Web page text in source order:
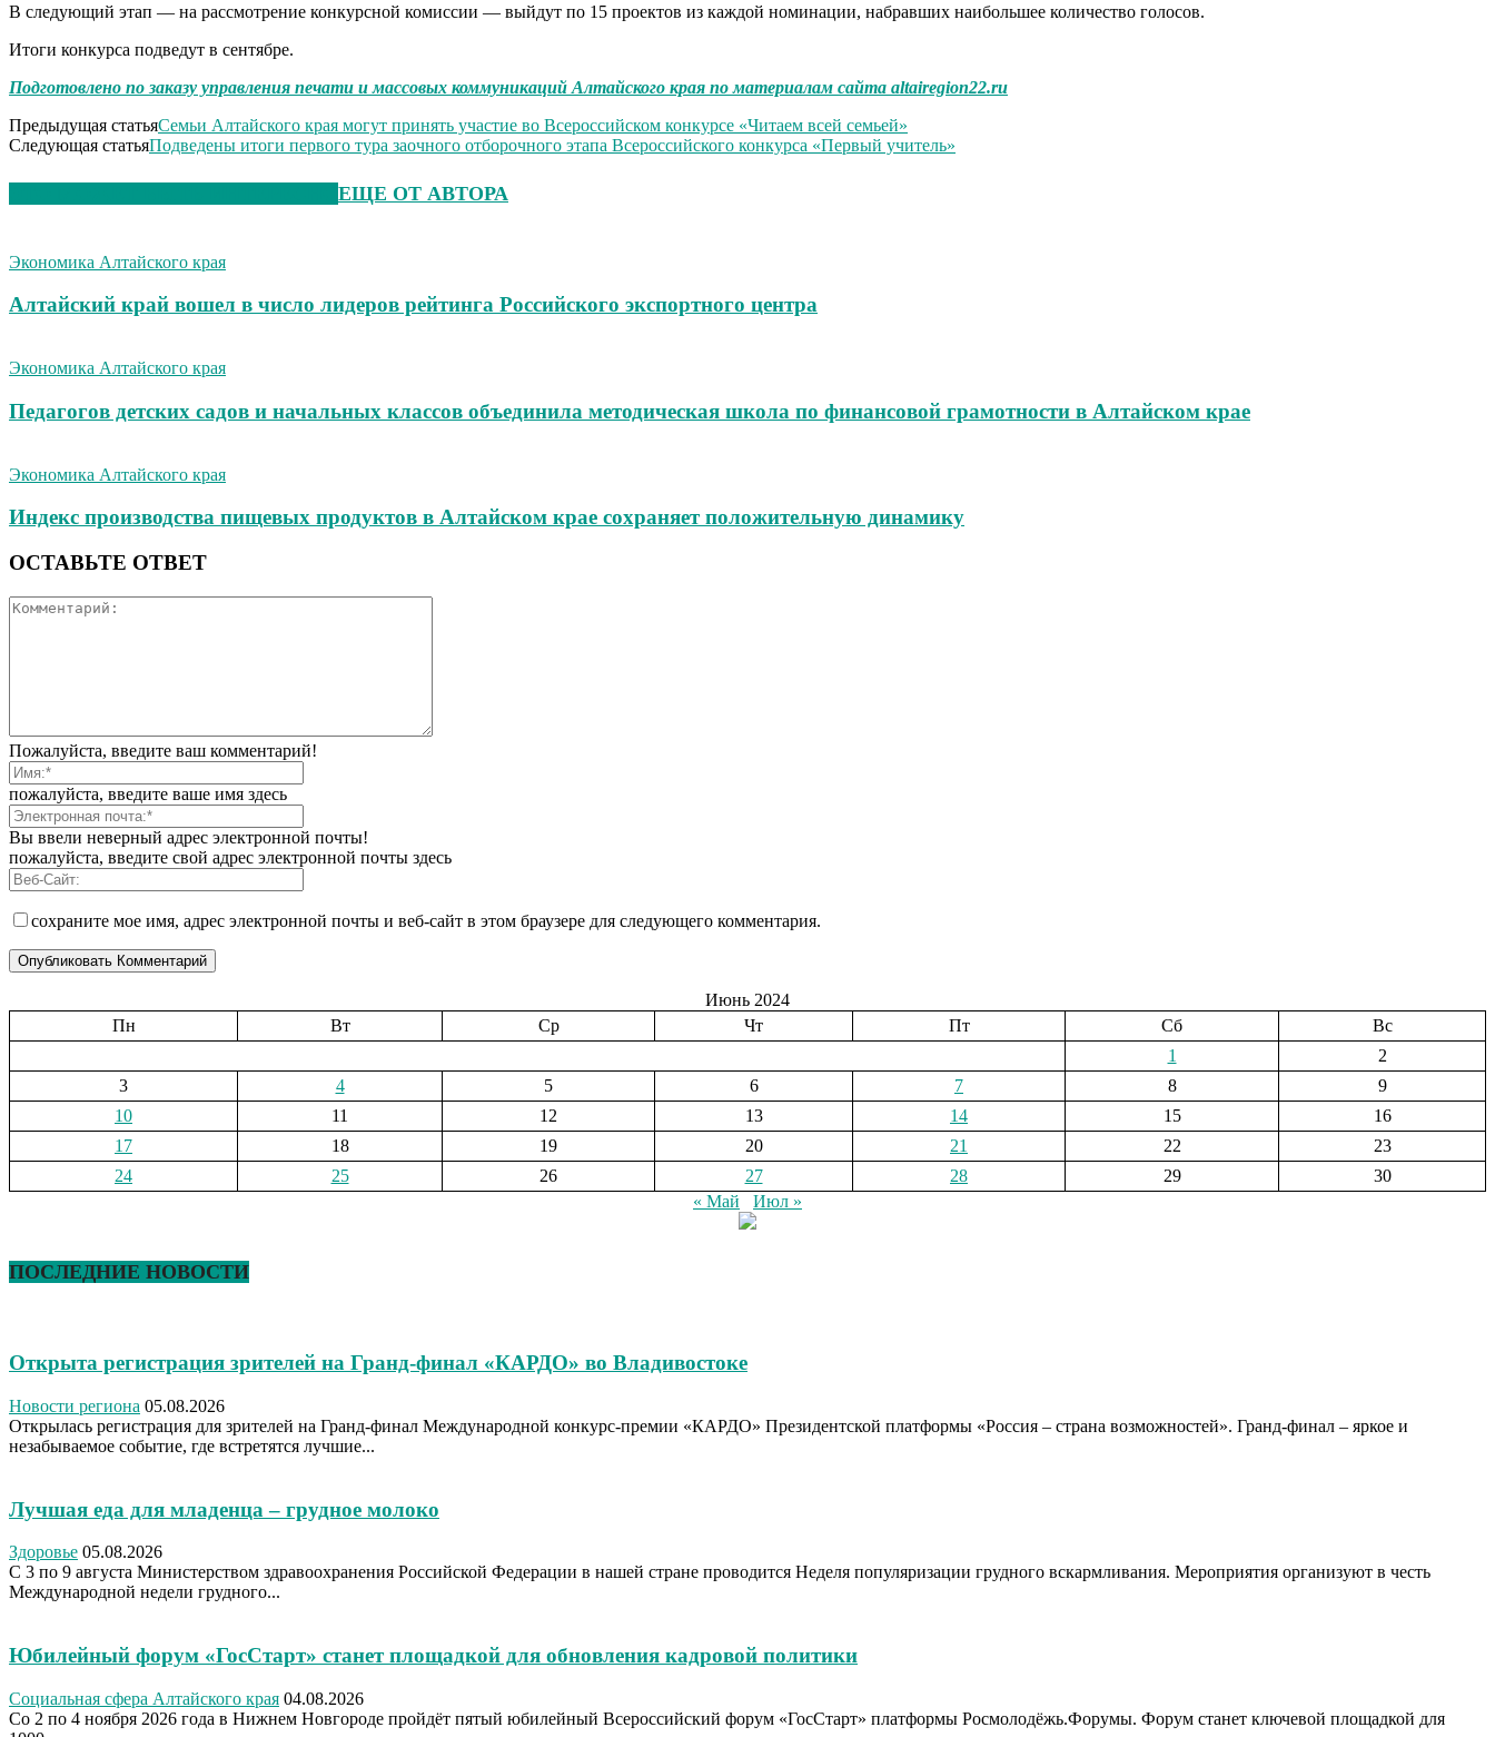
В следующий этап — на рассмотрение конкурсной комиссии — выйдут по 15 проектов из каждой номинации, набравших наибольшее количество голосов.
Итоги конкурса подведут в сентябре.
Подготовлено по заказу управления печати и массовых коммуникаций Алтайского края по материалам сайта altairegion22.ru
Предыдущая статьяСемьи Алтайского края могут принять участие во Всероссийском конкурсе «Читаем всей семьей»
Следующая статьяПодведены итоги первого тура заочного отборочного этапа Всероссийского конкурса «Первый учитель»
ЕЩЕ ОТ АВТОРА
Экономика Алтайского края
Алтайский край вошел в число лидеров рейтинга Российского экспортного центра
Экономика Алтайского края
Педагогов детских садов и начальных классов объединила методическая школа по финансовой грамотности в Алтайском крае
Экономика Алтайского края
Индекс производства пищевых продуктов в Алтайском крае сохраняет положительную динамику
ОСТАВЬТЕ ОТВЕТ
Пожалуйста, введите ваш комментарий!
пожалуйста, введите ваше имя здесь
Вы ввели неверный адрес электронной почты!
пожалуйста, введите свой адрес электронной почты здесь
сохраните мое имя, адрес электронной почты и веб-сайт в этом браузере для следующего комментария.
Июнь 2024
Пн
Вт Ср Чт Пт Сб
Вс
1
2
3
4 5 6 7 8
9
10
11 12 13 14 15
16
17
18 19 20 21 22
23
24
25 26 27 28 29
30
« Май
Июл »
ПОСЛЕДНИЕ НОВОСТИ
Открыта регистрация зрителей на Гранд-финал «КАРДО» во Владивостоке
Новости региона 05.08.2026
Открылась регистрация для зрителей на Гранд-финал Международной конкурс-премии «КАРДО» Президентской платформы «Россия – страна возможностей». Гранд-финал – яркое и
незабываемое событие, где встретятся лучшие...
Лучшая еда для младенца – грудное молоко
Здоровье 05.08.2026
С 3 по 9 августа Министерством здравоохранения Российской Федерации в нашей стране проводится Неделя популяризации грудного вскармливания. Мероприятия организуют в честь
Международной недели грудного...
Юбилейный форум «ГосСтарт» станет площадкой для обновления кадровой политики
Социальная сфера Алтайского края 04.08.2026
Со 2 по 4 ноября 2026 года в Нижнем Новгороде пройдёт пятый юбилейный Всероссийский форум «ГосСтарт» платформы Росмолодёжь.Форумы. Форум станет ключевой площадкой для